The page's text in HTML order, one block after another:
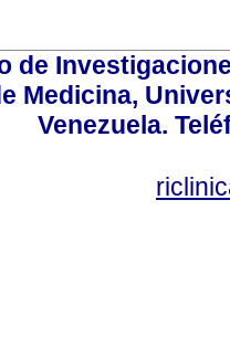
de
Medicina,
Venezuela.